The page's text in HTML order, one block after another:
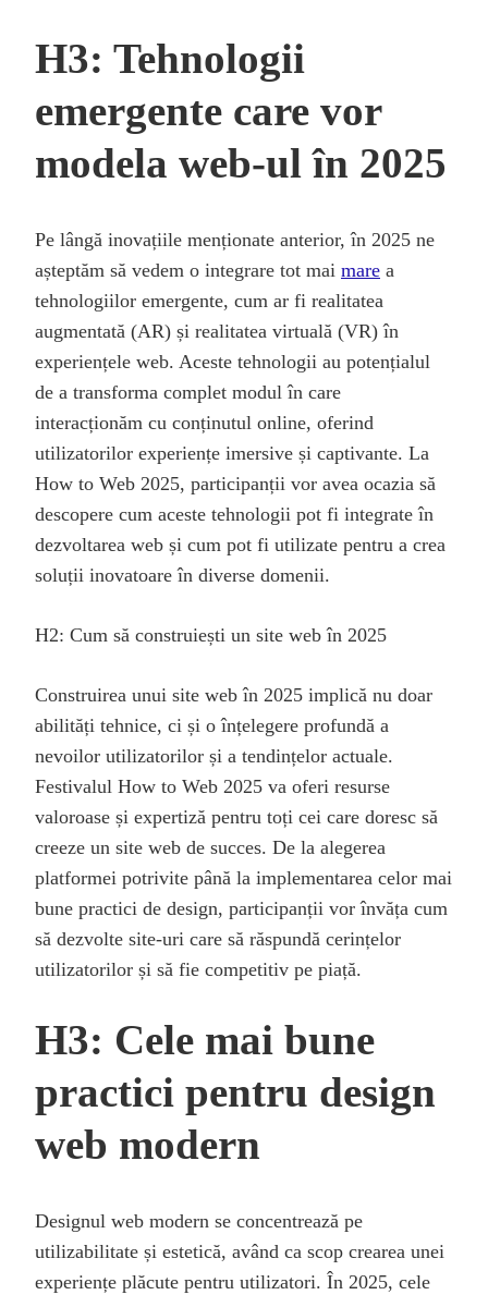
H3: Tehnologii
emergente care vor
modela web-ul în 2025
Pe lângă inovațiile menționate anterior, în 2025 ne
așteptăm să vedem o integrare tot mai mare a
tehnologiilor emergente, cum ar fi realitatea
augmentată (AR) și realitatea virtuală (VR) în
experiențele web. Aceste tehnologii au potențialul
de a transforma complet modul în care
interacționăm cu conținutul online, oferind
utilizatorilor experiențe imersive și captivante. La
How to Web 2025, participanții vor avea ocazia să
descopere cum aceste tehnologii pot fi integrate în
dezvoltarea web și cum pot fi utilizate pentru a crea
soluții inovatoare în diverse domenii.
H2: Cum să construiești un site web în 2025
Construirea unui site web în 2025 implică nu doar
abilități tehnice, ci și o înțelegere profundă a
nevoilor utilizatorilor și a tendințelor actuale.
Festivalul How to Web 2025 va oferi resurse
valoroase și expertiză pentru toți cei care doresc să
creeze un site web de succes. De la alegerea
platformei potrivite până la implementarea celor mai
bune practici de design, participanții vor învăța cum
să dezvolte site-uri care să răspundă cerințelor
utilizatorilor și să fie competitiv pe piață.
H3: Cele mai bune
practici pentru design
web modern
Designul web modern se concentrează pe
utilizabilitate și estetică, având ca scop crearea unei
experiențe plăcute pentru utilizatori. În 2025, cele